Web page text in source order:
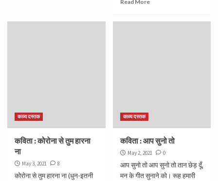
Read More
काव्य दस्तक
कविता : कोरोना से तुम हारना
ना
May 3, 2021 8
कोरोना से तुम हारना ना (धुन-इतनी
काव्य दस्तक
कविता : आप सुनो तो
May 2, 2021 0
आप सुनो तो आप सुनो तो तान छेड़ दूँ,
मन के गीत सुनाने को। रूह हमारी